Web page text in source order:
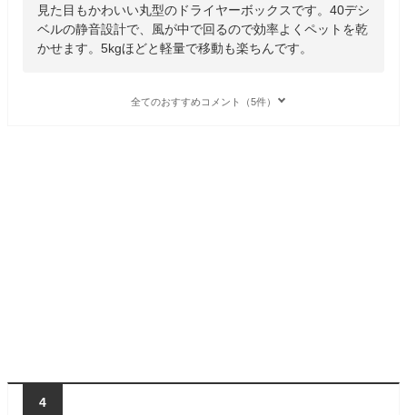
見た目もかわいい丸型のドライヤーボックスです。40デシ
ベルの静音設計で、風が中で回るので効率よくペットを乾
かせます。5kgほどと軽量で移動も楽ちんです。
全てのおすすめコメント（5件）
4